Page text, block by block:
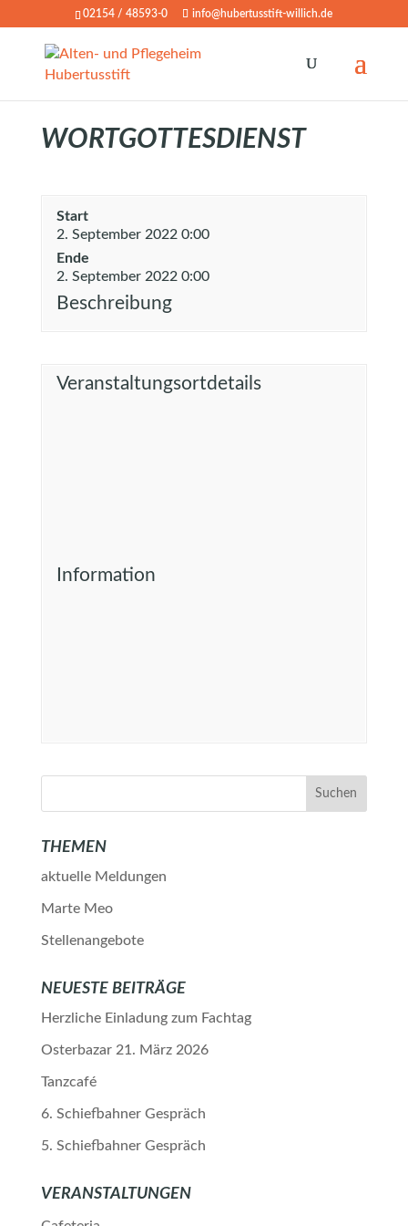
02154 / 48593-0 info@hubertusstift-willich.de
WORTGOTTESDIENST
Start
2. September 2022 0:00
Ende
2. September 2022 0:00
Beschreibung
Veranstaltungsortdetails
Information
THEMEN
aktuelle Meldungen
Marte Meo
Stellenangebote
NEUESTE BEITRÄGE
Herzliche Einladung zum Fachtag
Osterbazar 21. März 2026
Tanzcafé
6. Schiefbahner Gespräch
5. Schiefbahner Gespräch
VERANSTALTUNGEN